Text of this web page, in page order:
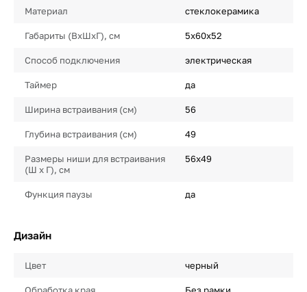
Материал стеклокерамика
Габариты (ВхШхГ), см 5х60х52
Способ подключения электрическая
Таймер да
Ширина встраивания (см) 56
Глубина встраивания (см) 49
Размеры ниши для встраивания
(Ш х Г), см
56х49
Функция паузы да
Дизайн
Цвет черный